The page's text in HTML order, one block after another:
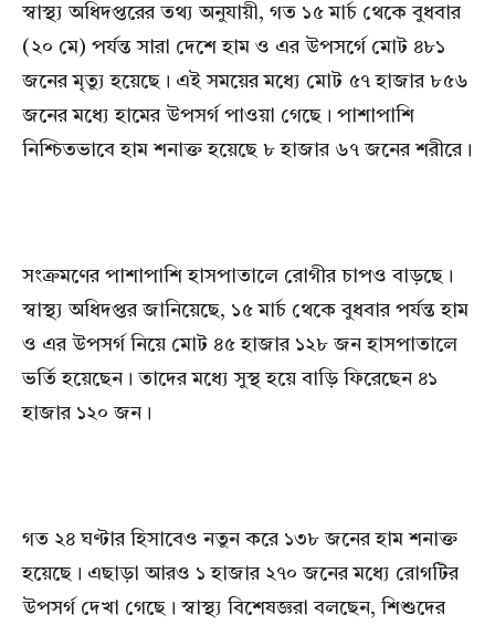
স্বাস্থ্য অধিদপ্তরের তথ্য অনুযায়ী, গত ১৫ মার্চ থেকে বুধবার
(২০ মে) পর্যন্ত সারা দেশে হাম ও এর উপসর্গে মোট ৪৮১
জনের মৃত্যু হয়েছে। এই সময়ের মধ্যে মোট ৫৭ হাজার ৮৫৬
জনের মধ্যে হামের উপসর্গ পাওয়া গেছে। পাশাপাশি
নিশ্চিতভাবে হাম শনাক্ত হয়েছে ৮ হাজার ৬৭ জনের শরীরে।
সংক্রমণের পাশাপাশি হাসপাতালে রোগীর চাপও বাড়ছে।
স্বাস্থ্য অধিদপ্তর জানিয়েছে, ১৫ মার্চ থেকে বুধবার পর্যন্ত হাম
ও এর উপসর্গ নিয়ে মোট ৪৫ হাজার ১২৮ জন হাসপাতালে
ভর্তি হয়েছেন। তাদের মধ্যে সুস্থ হয়ে বাড়ি ফিরেছেন ৪১
হাজার ১২০ জন।
গত ২৪ ঘণ্টার হিসাবেও নতুন করে ১৩৮ জনের হাম শনাক্ত
হয়েছে। এছাড়া আরও ১ হাজার ২৭০ জনের মধ্যে রোগটির
উপসর্গ দেখা গেছে। স্বাস্থ্য বিশেষজ্ঞরা বলছেন, শিশুদের